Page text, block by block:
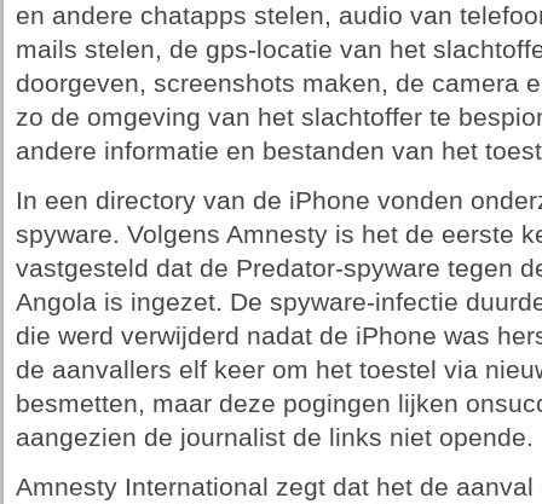
en andere chatapps stelen, audio van
mails stelen, de gps-locatie van het
doorgeven, screenshots maken, de camera
zo de omgeving van het slachtoffer te
andere informatie en bestanden van het
In een directory van de iPhone vonden
spyware. Volgens Amnesty is het de eerste
vastgesteld dat de Predator-spyware tegen
Angola is ingezet. De spyware-infectie
die werd verwijderd nadat de iPhone was
de aanvallers elf keer om het toestel via
besmetten, maar deze pogingen lijken
aangezien de journalist de links niet opende.
Amnesty International zegt dat het de